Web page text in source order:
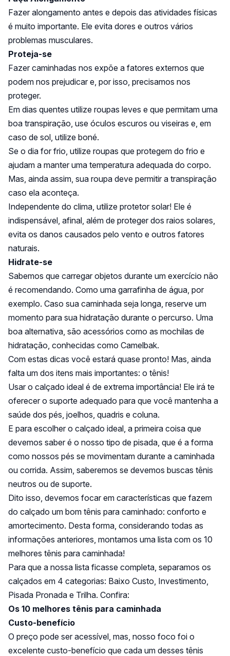
Fazer alongamento antes e depois das atividades físicas
é muito importante. Ele evita dores e outros vários
problemas musculares.
Proteja-se
Fazer caminhadas nos expõe a fatores externos que
podem nos prejudicar e, por isso, precisamos nos
proteger.
Em dias quentes utilize roupas leves e que permitam uma
boa transpiração, use óculos escuros ou viseiras e, em
caso de sol, utilize boné.
Se o dia for frio, utilize roupas que protegem do frio e
ajudam a manter uma temperatura adequada do corpo.
Mas, ainda assim, sua roupa deve permitir a transpiração
caso ela aconteça.
Independente do clima, utilize protetor solar! Ele é
indispensável, afinal, além de proteger dos raios solares,
evita os danos causados pelo vento e outros fatores
naturais.
Hidrate-se
Sabemos que carregar objetos durante um exercício não
é recomendando. Como uma garrafinha de água, por
exemplo. Caso sua caminhada seja longa, reserve um
momento para sua hidratação durante o percurso. Uma
boa alternativa, são acessórios como as mochilas de
hidratação, conhecidas como Camelbak.
Com estas dicas você estará quase pronto! Mas, ainda
falta um dos itens mais importantes: o tênis!
Usar o calçado ideal é de extrema importância! Ele irá te
oferecer o suporte adequado para que você mantenha a
saúde dos pés, joelhos, quadris e coluna.
E para escolher o calçado ideal, a primeira coisa que
devemos saber é o nosso tipo de pisada, que é a forma
como nossos pés se movimentam durante a caminhada
ou corrida. Assim, saberemos se devemos buscas tênis
neutros ou de suporte.
Dito isso, devemos focar em características que fazem
do calçado um bom tênis para caminhado: conforto e
amortecimento. Desta forma, considerando todas as
informações anteriores, montamos uma lista com os 10
melhores tênis para caminhada!
Para que a nossa lista ficasse completa, separamos os
calçados em 4 categorias: Baixo Custo, Investimento,
Pisada Pronada e Trilha. Confira:
Os 10 melhores tênis para caminhada
Custo-benefício
O preço pode ser acessível, mas, nosso foco foi o
excelente custo-benefício que cada um desses tênis